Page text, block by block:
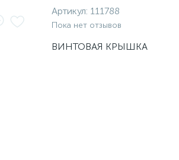
Артикул: 111788
Пока нет отзывов
ВИНТОВАЯ КРЫШКА